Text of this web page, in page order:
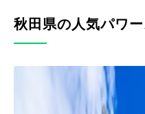
秋田県の人気パワ